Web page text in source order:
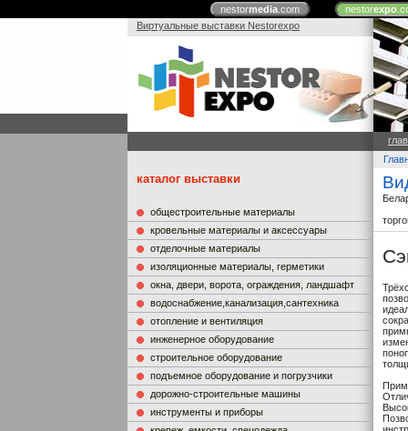
nestormedia.com nestorexpo
Виртуальные выставки Nestorexpo
каталог выставки
общестроительные материалы
кровельные материалы и аксессуары
отделочные материалы
изоляционные материалы, герметики
окна, двери, ворота, ограждения, ландшафт
водоснабжение,канализация,сантехника
отопление и вентиляция
инженерное оборудование
строительное оборудование
подъемное оборудование и погрузчики
дорожно-строительные машины
инструменты и приборы